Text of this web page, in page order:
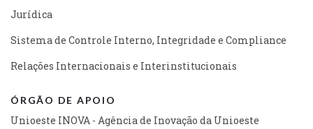
Jurídica
Sistema de Controle Interno, Integridade e Compliance
Relações Internacionais e Interinstitucionais
ÓRGÃO DE APOIO
Unioeste INOVA - Agência de Inovação da Unioeste